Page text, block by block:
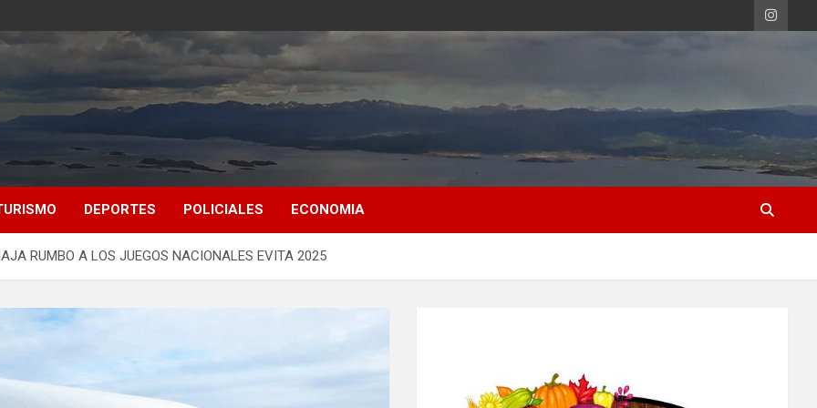
DEPORTES POLICIALES ECONOMIA
RUMBO A LOS JUEGOS NACIONALES EVITA 2025